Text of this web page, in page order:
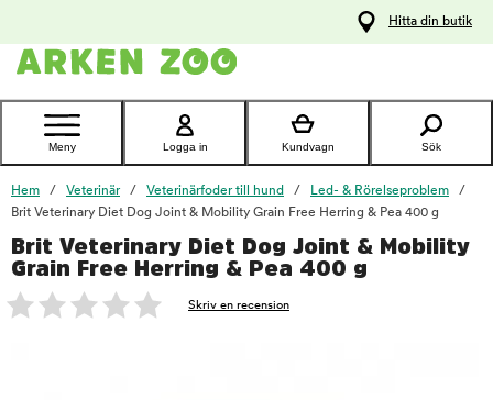
Kontakta
Hitta din butik
Meny Logga in Kundvagn Sök
Hem Veterinär Veterinärfoder till hund
Led- & Rörelseproblem
Brit Veterinary Diet Dog Joint & Mobility Grain Free Herring & Pea 400 g
Brit Veterinary Diet Dog Joint & Mobility
Grain Free Herring & Pea 400 g
Skriv en recension
foo